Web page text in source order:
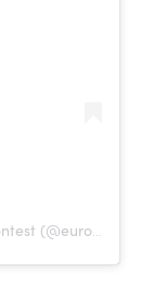
Un post condiviso da Eurovision Song Contest (@eurovision)